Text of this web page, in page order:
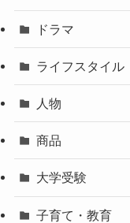
ドラマ
ライフスタイル
人物
商品
大学受験
子育て・教育